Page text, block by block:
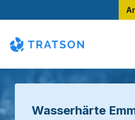
Wasserhärte